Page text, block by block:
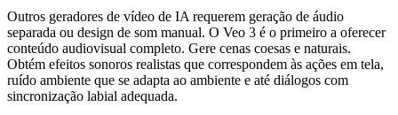
Outros geradores de vídeo de IA requerem geração de áudio
separada ou design de som manual. O Veo 3 é o primeiro a oferecer
conteúdo audiovisual completo. Gere cenas coesas e naturais.
Obtém efeitos sonoros realistas que correspondem às ações em tela,
ruído ambiente que se adapta ao ambiente e até diálogos com
sincronização labial adequada.